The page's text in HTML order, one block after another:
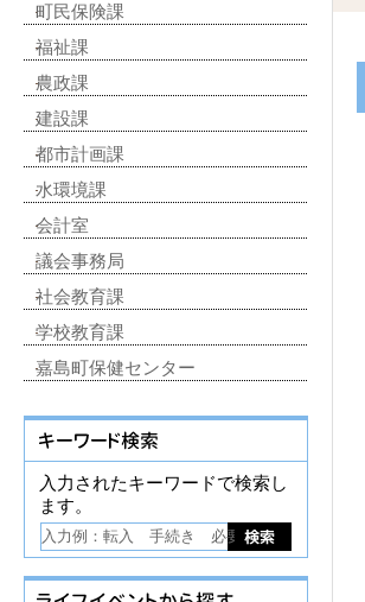
町民保険課
福祉課
農政課
建設課
都市計画課
水環境課
会計室
議会事務局
社会教育課
学校教育課
嘉島町保健センター
入力されたキーワードで検索し
ます。